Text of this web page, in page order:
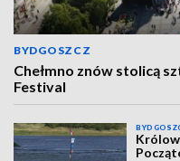
BYDGOSZCZ
Chełmno znów stolicą
Festival